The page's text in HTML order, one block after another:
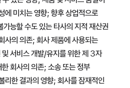
에 미치는 영향; 향후 상업적으로
능할 수도 있는 타사의 지적 재산권
사의 의존; 회사 제품에 사용되는
서비스 개발/유지를 위한 제 3자
회사의 의존; 소송 또는 정부
리한 결과의 영향; 회사를 잠재적인